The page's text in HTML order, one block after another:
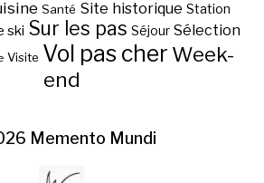
Santé Site historique Station
ski Sur les pas Séjour Sélection
Visite Vol pas cher Week-
end
Memento Mundi